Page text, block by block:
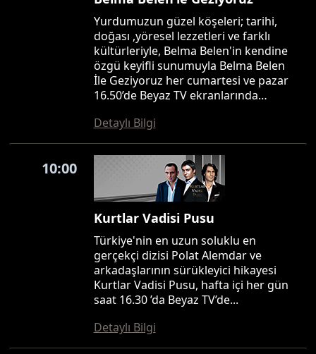
Yurdumuzun güzel köşeleri; tarihi,
doğası ,yöresel lezzetleri ve farklı
kültürleriyle, Belma Belen'in kendine
özgü keyifli sunumuyla Belma Belen
İle Geziyoruz her cumartesi ve pazar
16.50’de Beyaz TV ekranlarında…
Detaylı Bilgi
10:00
Kurtlar Vadisi Pusu
Türkiye'nin en uzun soluklu en
gerçekçi dizisi Polat Alemdar ve
arkadaşlarının sürükleyici hikayesi
Kurtlar Vadisi Pusu, hafta içi her gün
saat 16.30 ’da Beyaz TV’de...
Detaylı Bilgi